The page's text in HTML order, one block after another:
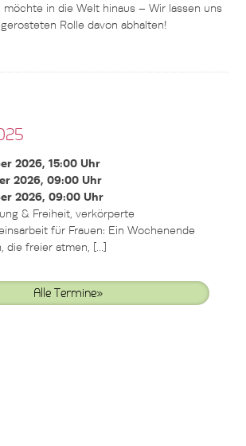
möchte in die Welt hinaus – Wir lassen uns
Rolle davon abhalten!
2026, 15:00 Uhr
2026, 09:00 Uhr
2026, 09:00 Uhr
& Freiheit, verkörperte
für Frauen: Ein Wochenende
die freier atmen, [...]
Alle Termine»